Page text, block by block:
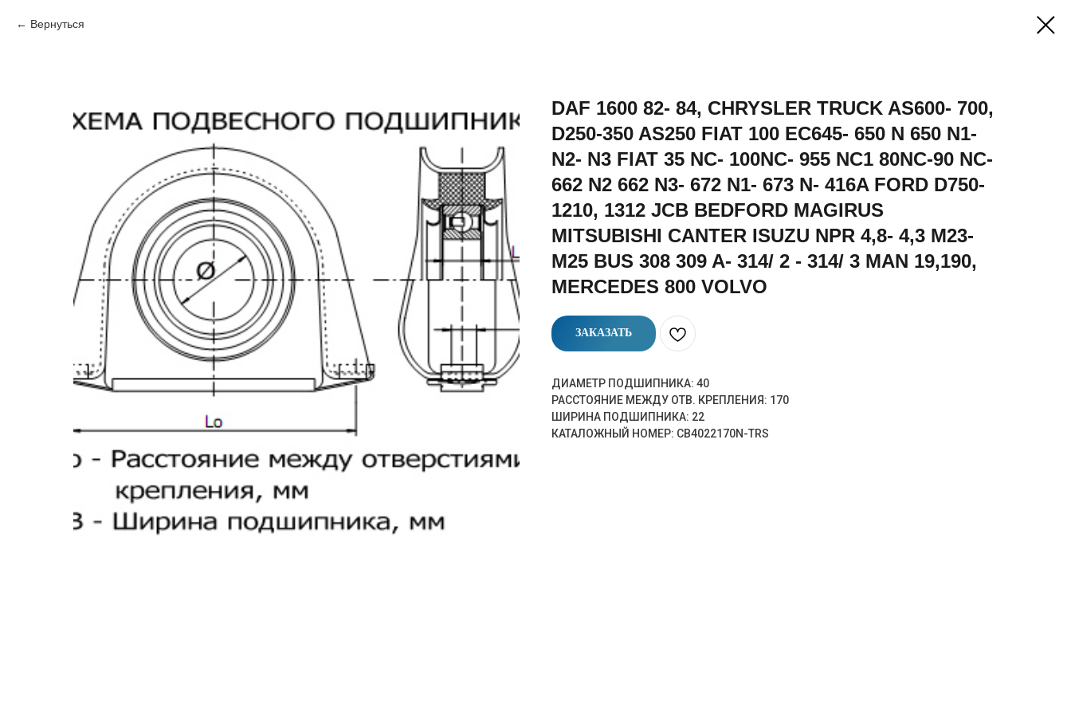
Вернуться
DAF 1600 82- 84, CHRYSLER TRUCK AS600- 700,
D250-350 AS250 FIAT 100 EC645- 650 N 650 N1-
N2- N3 FIAT 35 NC- 100NC- 955 NC1 80NC-90 NC-
662 N2 662 N3- 672 N1- 673 N- 416A FORD D750-
1210, 1312 JCB BEDFORD MAGIRUS
MITSUBISHI CANTER ISUZU NPR 4,8- 4,3 M23-
M25 BUS 308 309 A- 314/ 2 - 314/ 3 MAN 19,190,
MERCEDES 800 VOLVO
ЗАКАЗАТЬ
ДИАМЕТР ПОДШИПНИКА: 40
РАССТОЯНИЕ МЕЖДУ ОТВ. КРЕПЛЕНИЯ: 170
ШИРИНА ПОДШИПНИКА: 22
КАТАЛОЖНЫЙ НОМЕР: CB4022170N-TRS